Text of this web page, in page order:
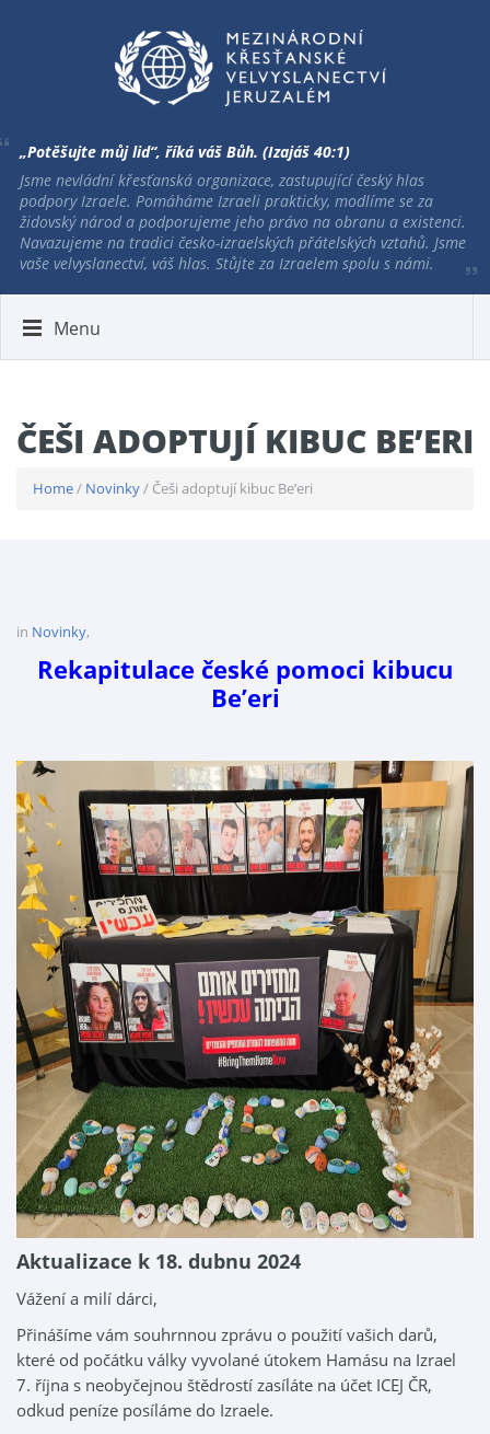
„Potěšujte můj lid“, říká váš Bůh. (Izajáš 40:1)
Jsme nevládní křesťanská organizace, zastupující český hlas
podpory Izraele. Pomáháme Izraeli prakticky, modlíme se za
židovský národ a podporujeme jeho právo na obranu a existenci.
Navazujeme na tradici česko-izraelských přátelských vztahů. Jsme
vaše velvyslanectví, váš hlas. Stůjte za Izraelem spolu s námi.
Menu
ČEŠI ADOPTUJÍ KIBUC BE’ERI
Home/ Novinky/ Češi adoptují kibuc Be’eri
in Novinky,
Rekapitulace české pomoci kibucu
Be’eri
Aktualizace k 18. dubnu 2024
Vážení a milí dárci,
Přinášíme vám souhrnnou zprávu o použití vašich darů,
které od počátku války vyvolané útokem Hamásu na Izrael
7. října s neobyčejnou štědrostí zasíláte na účet ICEJ ČR,
odkud peníze posíláme do Izraele.